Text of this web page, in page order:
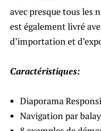
avec presque tous les
est également livré
d’importation et
Caractéristiques:
Diaporama
Navigation par